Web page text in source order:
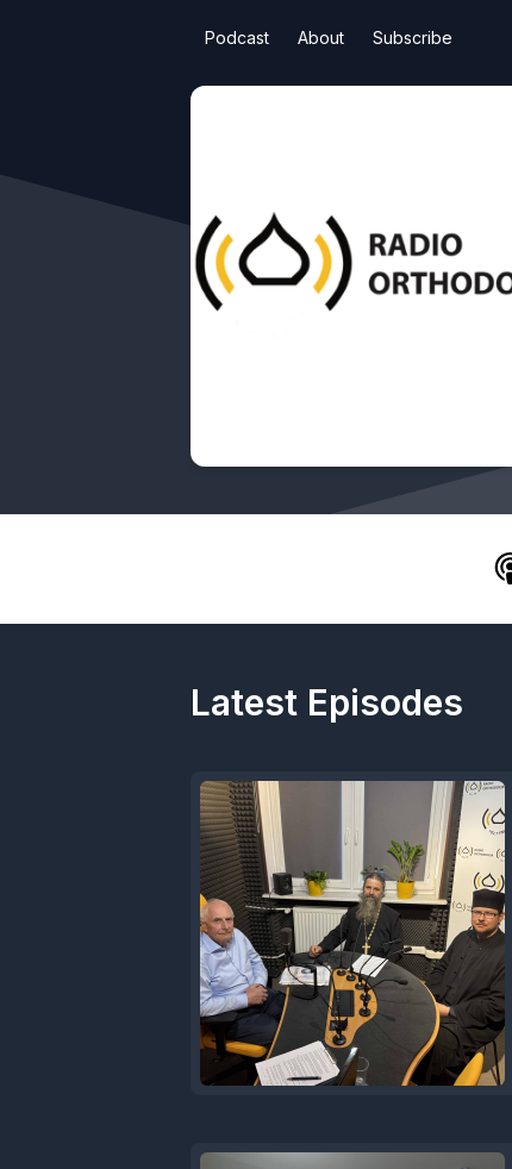
Podcast About Subscribe
Latest Episodes